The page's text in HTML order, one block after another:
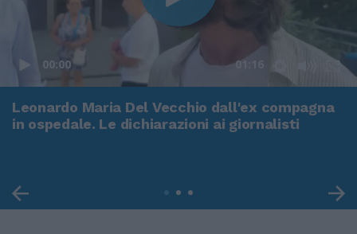
00:00 01:16
Leonardo Maria Del Vecchio dall'ex compagna
in ospedale. Le dichiarazioni ai giornalisti